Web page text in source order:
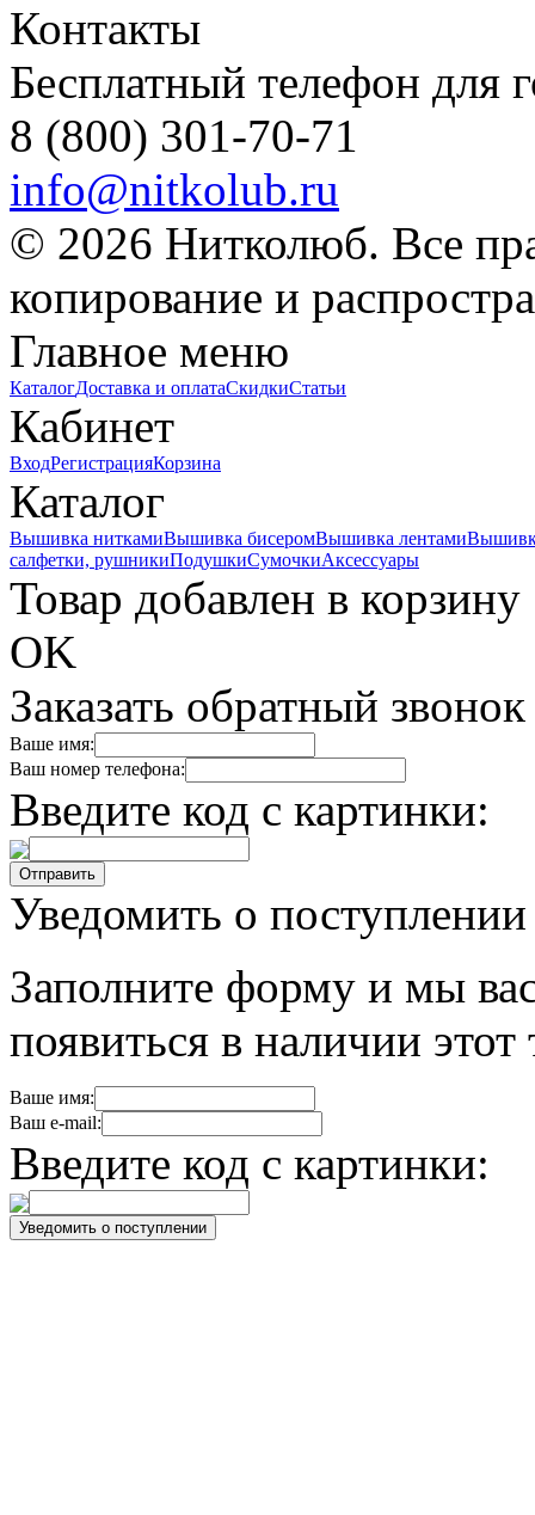
Контакты
Бесплатный телефон для
8 (800) 301-70-71
info@nitkolub.ru
© 2026 Нитколюб. Все
копирование и
Главное меню
КаталогДоставка и оплатаСкидкиСтатьи
Кабинет
ВходРегистрацияКорзина
Каталог
Вышивка ниткамиВышивка бисеромВышивка лентами
салфетки, рушникиПодушкиСумочкиАксессуары
Товар добавлен в корзину
OK
Заказать обратный звонок
Ваше имя:
Ваш номер телефона:
Введите код с картинки:
Уведомить о поступлении
Заполните форму и мы
появиться в наличии этот
Ваше имя:
Ваш e-mail:
Введите код с картинки: